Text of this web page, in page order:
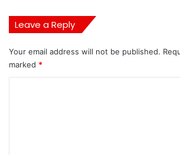
Leave a Reply
Your email address will not be published.
marked *